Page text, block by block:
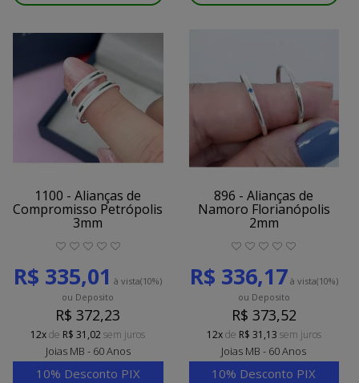
1100 - Alianças de
Compromisso Petrópolis
3mm
R$ 335,01 à vista(10%)
ou Deposito
R$ 372,23
12xde R$ 31,02sem juros
Joias MB - 60 Anos
10% Desconto PIX
896 - Alianças de
Namoro Florianópolis
2mm
R$ 336,17 à vista(10%)
ou Deposito
R$ 373,52
12xde R$ 31,13 sem juros
Joias MB - 60 Anos
10% Desconto PIX